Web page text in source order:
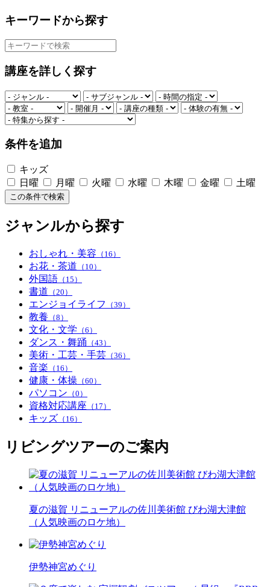
キーワードから探す
講座を詳しく探す
条件を追加
キッズ
日曜
月曜 火曜 水曜 木曜 金曜 土曜
この条件で検索
ジャンルから探す
おしゃれ・美容 （16）
お花・茶道 （10）
外国語 （15）
書道 （20）
エンジョイライフ （39）
教養 （8）
文化・文学 （6）
ダンス・舞踊 （43）
美術・工芸・手芸 （36）
音楽 （16）
健康・体操 （60）
パソコン （0）
資格対応講座 （17）
キッズ （16）
リビングツアーのご案内
夏の滋賀 リニューアルの佐川美術館 びわ湖大津館
（人気映画のロケ地）
伊勢神宮めぐり